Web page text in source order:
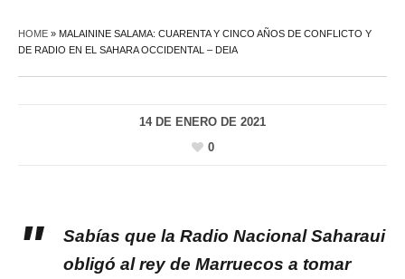
HOME » MALAININE SALAMA: CUARENTA Y CINCO AÑOS DE CONFLICTO Y
DE RADIO EN EL SAHARA OCCIDENTAL – DEIA
14 DE ENERO DE 2021
0
Sabías que la Radio Nacional Saharaui
obligó al rey de Marruecos a tomar